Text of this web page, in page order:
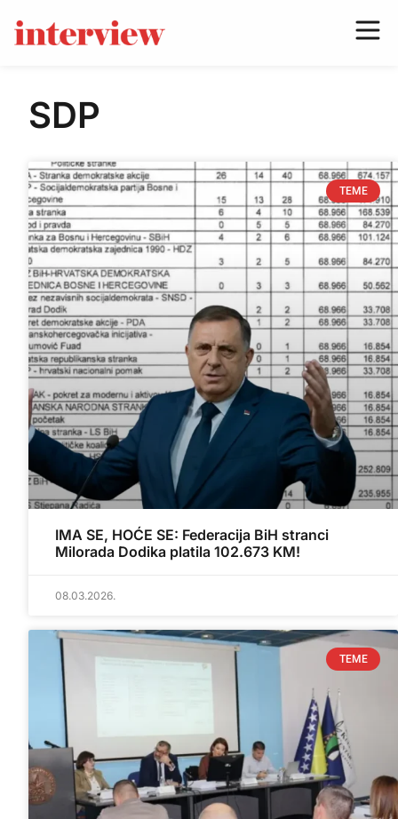
SDP
TEME
IMA SE, HOĆE SE: Federacija BiH stranci
Milorada Dodika platila 102.673 KM!
08.03.2026.
TEME